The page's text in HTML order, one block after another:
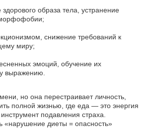
здорового образа тела, устранение
снижение требований к
миру;
эмоций, обучение их
выражению.
но она перестраивает личность,
полной жизнью, где еда — это энергия
подавления страха.
«нарушение диеты = опасность»